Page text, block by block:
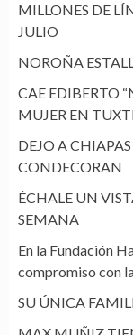
MILLONES DE
JULIO
NOROÑA
CAE EDIBERTO
MUJER EN
DEJO A
CONDECORAN
ÉCHALE UN
SEMANA
En la Fundación
compromiso con
SU ÚNICA